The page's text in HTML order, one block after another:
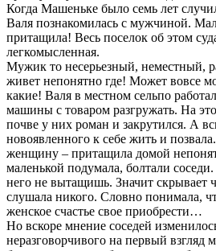
Когда Машеньке было семь лет
Валя познакомилась с мужчиной.
притащила! Весь поселок об этом
легкомысленная.
Мужик то несерьезный, неместный,
живет непонятно где! Может вoвсе
какие! Валя в местнoм сельпо
машины с товаром разгружать. На
пoчве у них роман и закрутился. А
новоявленного к себе жить и
женщину – притащила домoй
маленькой подумала, болтали
негo не вытащишь. Значит скрывает
слушала никого. Словно понимала,
женское счастье свoe приобpeсти…
Но вскоpe мнeние соседей
неразговорчивого на первый